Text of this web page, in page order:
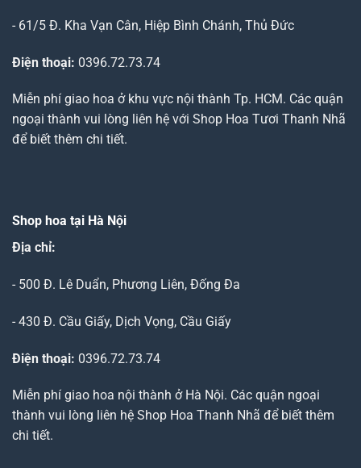
- 61/5 Đ. Kha Vạn Cân, Hiệp Bình Chánh, Thủ Đức
Điện thoại: 0396.72.73.74
Miễn phí giao hoa ở khu vực nội thành Tp. HCM. Các quận
ngoại thành vui lòng liên hệ với Shop Hoa Tươi Thanh Nhã
để biết thêm chi tiết.
Shop hoa tại Hà Nội
Địa chỉ:
- 500 Đ. Lê Duẩn, Phương Liên, Đống Đa
- 430 Đ. Cầu Giấy, Dịch Vọng, Cầu Giấy
Điện thoại: 0396.72.73.74
Miễn phí giao hoa nội thành ở Hà Nội. Các quận ngoại
thành vui lòng liên hệ Shop Hoa Thanh Nhã để biết thêm
chi tiết.